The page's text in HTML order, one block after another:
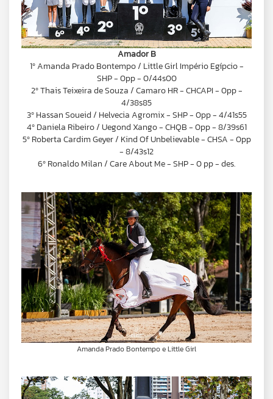
Amador B
1º Amanda Prado Bontempo / Little Girl Império Egípcio -
SHP - 0pp - 0/44s00
2º Thais Teixeira de Souza / Camaro HR - CHCAPI - 0pp -
4/38s85
3º Hassan Soueid / Helvecia Agromix - SHP - 0pp - 4/41s55
4º Daniela Ribeiro / Uegond Xango - CHQB - 0pp - 8/39s61
5º Roberta Cardim Geyer / Kind Of Unbelievable - CHSA - 0pp
- 8/43s12
6º Ronaldo Milan / Care About Me - SHP - 0 pp - des.
Amanda Prado Bontempo e Little Girl